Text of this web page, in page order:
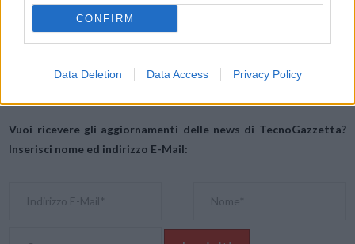
CONFIRM
Data Deletion Data Access Privacy Policy
LinkedIn
Vuoi ricevere gli aggiornamenti delle news di TecnoGazzetta?
Inserisci nome ed indirizzo E-Mail: